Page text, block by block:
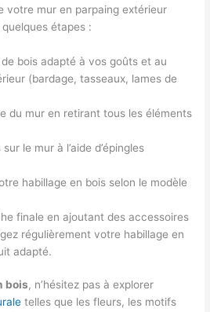
votre mur en parpaing extérieur
étapes :
bois adapté à vos goûts et au
(bardage, tasseaux, lames de
du mur en retirant tous les éléments
le mur à l’aide d’épingles
habillage en bois selon le modèle
finale en ajoutant des accessoires
régulièrement votre habillage en
adapté.
bois, n’hésitez pas à explorer
telles que les fleurs, les motifs